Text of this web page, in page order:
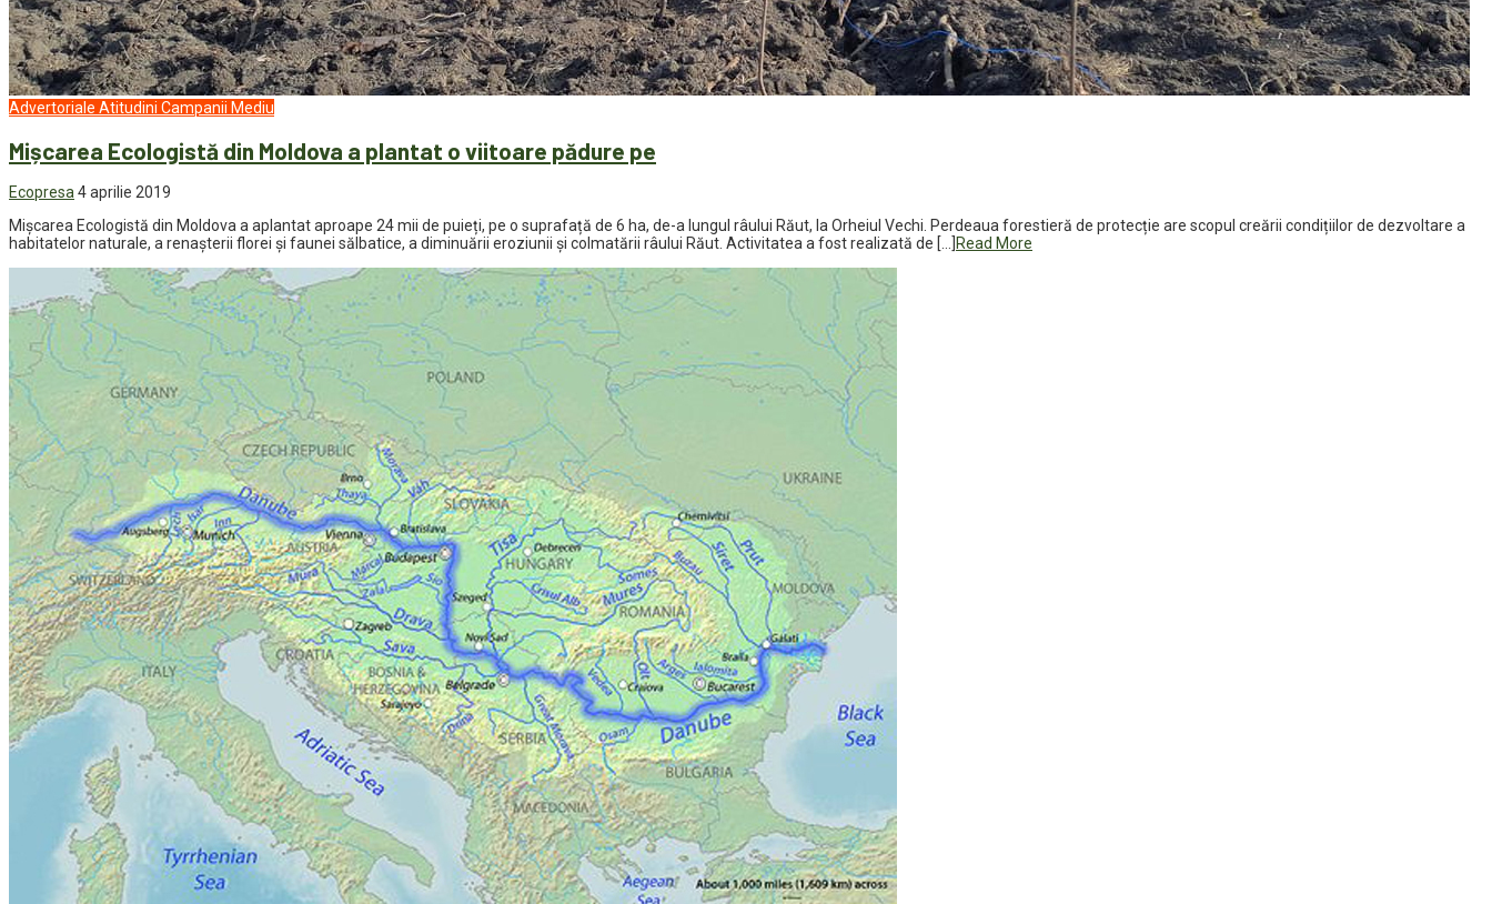
Advertoriale Atitudini Campanii Mediu
Mișcarea Ecologistă din Moldova a plantat o viitoare pădure pe
Ecopresa 4 aprilie 2019
Mișcarea Ecologistă din Moldova a aplantat aproape 24 mii de puieți, pe o suprafață de 6 ha, de-a lungul râului Răut, la Orheiul Vechi. Perdeaua forestieră de protecție are scopul creării condițiilor de dezvoltare a
habitatelor naturale, a renașterii florei și faunei sălbatice, a diminuării eroziunii și colmatării râului Răut. Activitatea a fost realizată de […]
Read More